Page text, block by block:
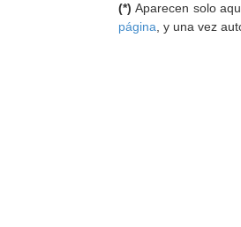
(*) Aparecen solo
página , y una vez